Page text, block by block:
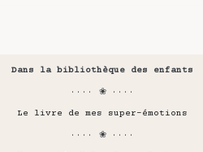
Dans la bibliothèque des enfants
···· ❀ ····
Le livre de mes super-émotions
···· ❀ ····